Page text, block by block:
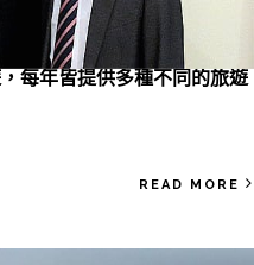
每年皆提供多種不同的旅遊
READ MORE